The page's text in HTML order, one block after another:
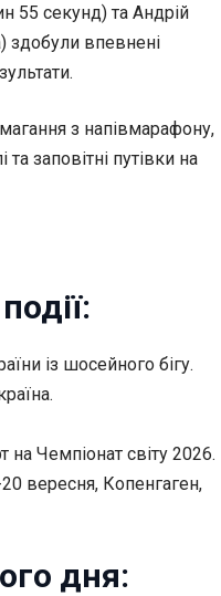
55 секунд) та Андрій
здобули впевнені
з напівмарафону,
заповітні путівки на
із шосейного бігу.
на Чемпіонат світу 2026.
вересня, Копенгаген,
дня: